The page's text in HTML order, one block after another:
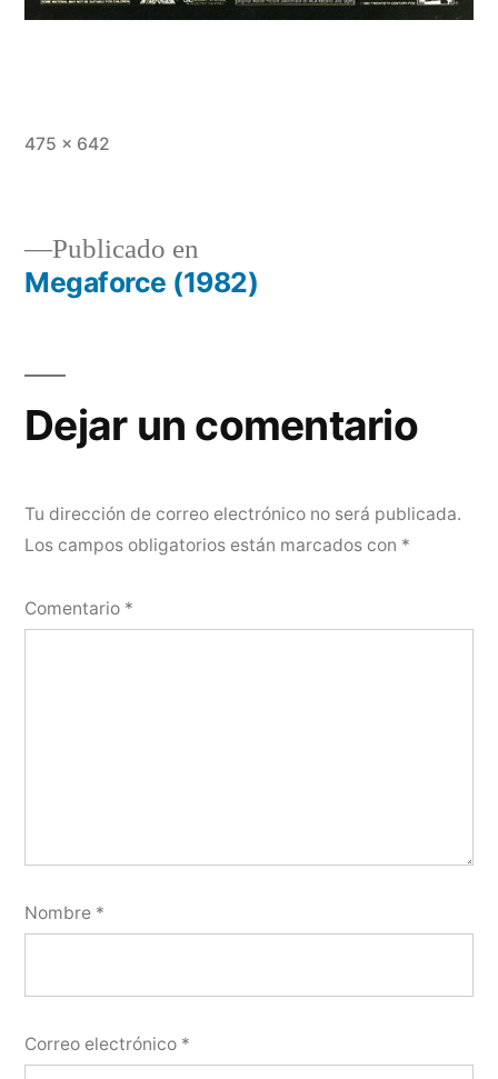
Tamaño
475 × 642
Navegación
entradas
Publicado en
Megaforce (1982)
Dejar un comentario
Tu dirección de correo electrónico no será publicada.
Los campos obligatorios están marcados con *
Comentario *
Nombre *
Correo electrónico *